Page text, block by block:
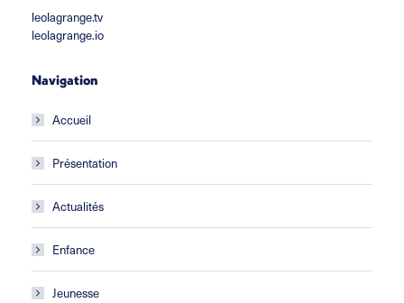
leolagrange.tv
leolagrange.io
Navigation
Accueil
Présentation
Actualités
Enfance
Jeunesse